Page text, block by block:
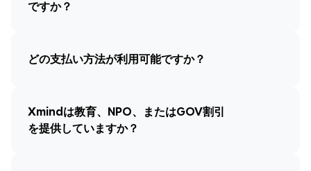
ですか？
どの支払い方法が利用可能ですか？
Xmindは教育、NPO、またはGOV割引
を提供していますか？